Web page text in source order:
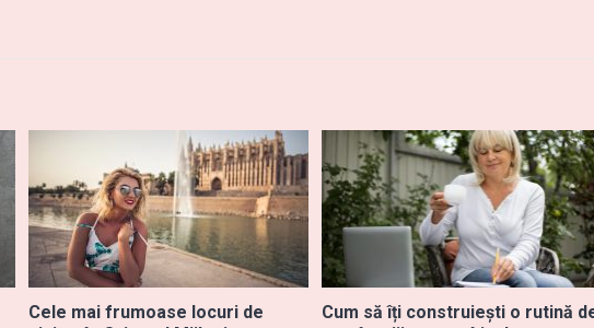
Cele mai frumoase locuri de
Cum să îți construiești o rutină